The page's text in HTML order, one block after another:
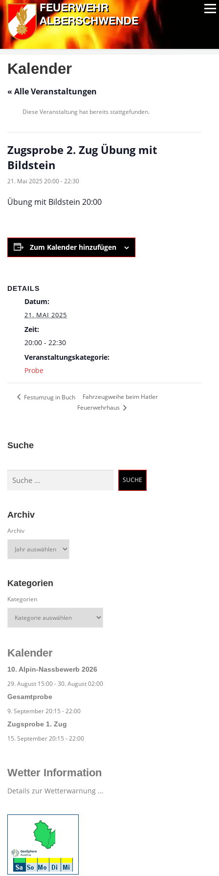
Zum
Inhalt
springen
Menü
ALPIN-NASSWETTBEWERB MITGLIEDER
Kalender
« Alle Veranstaltungen
Diese Veranstaltung hat bereits stattgefunden.
Zugsprobe 2. Zug Übung mit
Bildstein
21. Mai 2025 20:00-22:30
Übung mit Bildstein 20:00
Zum Kalender hinzufügen
DETAILS
Datum:
21. MAI 2025
Zeit:
20:00 - 22:30
Veranstaltungskategorie:
Probe
Festumzug in Buch
Fahrzeugweihe beim Hatler
Feuerwehrhaus
Suche
SUCHE
Archiv
Archiv
Kategorien
Kategorien
Kalender
10. Alpin-Nassbewerb 2026
29. August 15:00-30. August 02:00
Gesamtprobe
9. September 20:15 -22:00
Zugsprobe 1. Zug
15. September 20:15 -22:00
Wetter Information
Details zur Wetterwarnung ...